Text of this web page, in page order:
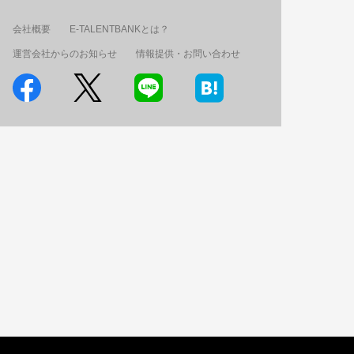
会社概要 E-TALENTBANKとは？
運営会社からのお知らせ 情報提供・お問い合わせ